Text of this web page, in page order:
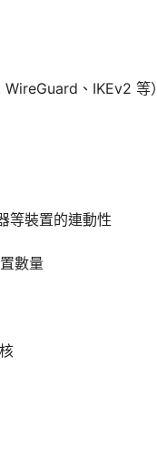
、IKEv2 等）
等裝置的連動性
數量